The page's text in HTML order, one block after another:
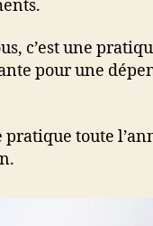
c’est une
pour une
pratique toute